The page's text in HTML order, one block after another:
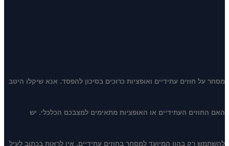
מסחר על חוזים עתידיים ואופציות כרוכים בסיכון להפסד. אנא שיקלו היטב
האם החוזים העתידיים או האופציות מתאימים למצבכם הכלכלי. יש
להשתמש רק בהון המיועד למסחר בחוזים עתידיים. אין לראות בכתוב לעיל